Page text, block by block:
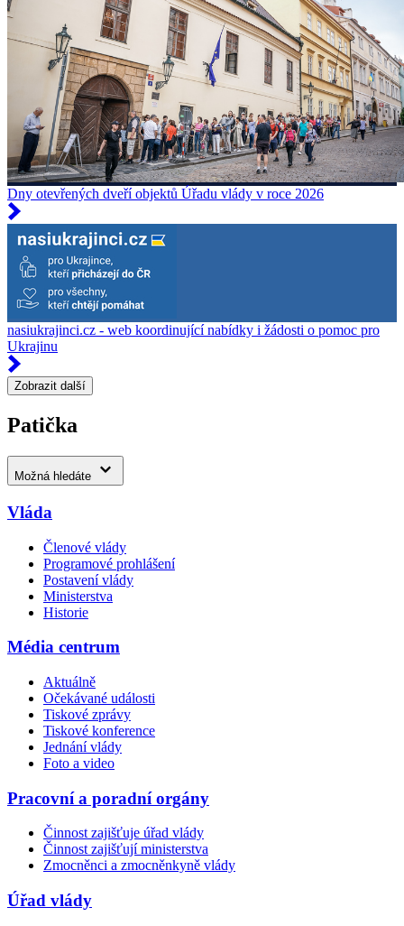
Dny otevřených dveří objektů Úřadu vlády v roce 2026
nasiukrajinci.cz - web koordinující nabídky i žádosti o pomoc pro
Ukrajinu
Zobrazit další
Patička
Možná hledáte
Vláda
Členové vlády
Programové prohlášení
Postavení vlády
Ministerstva
Historie
Média centrum
Aktuálně
Očekávané události
Tiskové zprávy
Tiskové konference
Jednání vlády
Foto a video
Pracovní a poradní orgány
Činnost zajišťuje úřad vlády
Činnost zajišťují ministerstva
Zmocněnci a zmocněnkyně vlády
Úřad vlády